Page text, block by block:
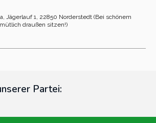
Jägerlauf 1, 22850 Norderstedt (Bei schönem
draußen sitzen!)
Partei: